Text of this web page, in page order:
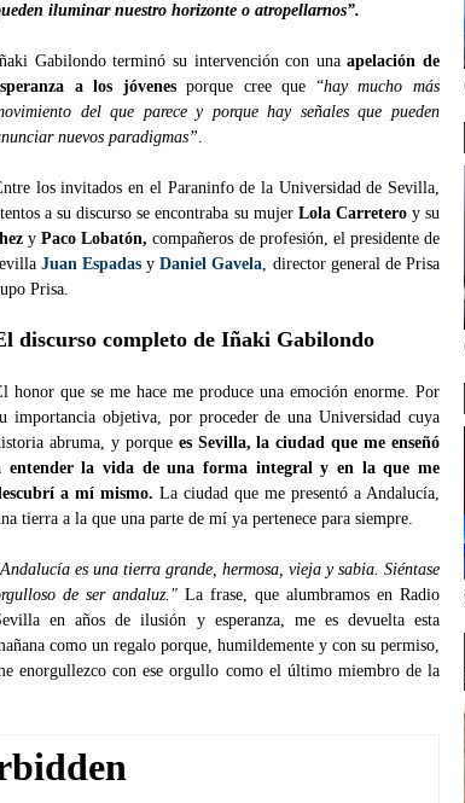
iluminar nuestro horizonte o atropellarnos”.
Gabilondo terminó su intervención con unaapelación de
a los jóvenesporque cree que “hay mucho más
del que parece y porque hay señales que pueden
nuevos paradigmas”.
los invitados en el Paraninfo de la Universidad de Sevilla,
a su discurso se encontraba su mujer Lola Carreteroy su
zyPaco Lobatón, compañeros de profesión, el presidente de
Juan EspadasyDaniel Gavela, director general de Prisa
Prisa.
discurso completo de Iñaki Gabilondo
honor que se me hace me produce una emoción enorme. Por
importancia objetiva, por proceder de una Universidad cuya
abruma, y porque es Sevilla, la ciudad que me enseñó
entender la vida de una forma integral y en la que me
a mí mismo. La ciudad que me presentó a Andalucía,
tierra a la que una parte de mí ya pertenece para siempre.
es una tierra grande, hermosa, vieja y sabia. Siéntase
de ser andaluz." La frase, que alumbramos en Radio
en años de ilusión y esperanza, me es devuelta esta
como un regalo porque, humildemente y con su permiso,
enorgullezco con ese orgullo como el último miembro de la